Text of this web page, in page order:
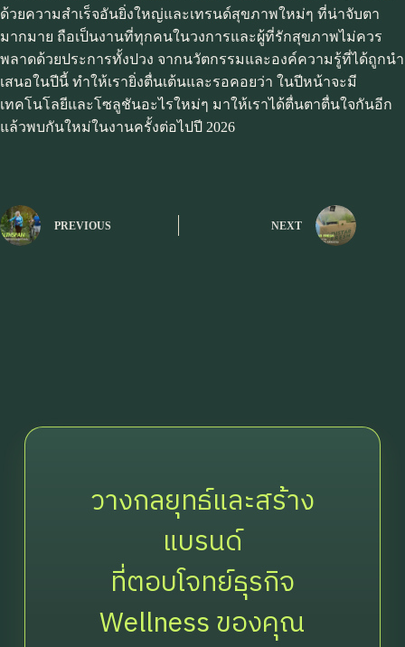
ด้วยความสำเร็จอันยิ่งใหญ่และเทรนด์สุขภาพใหม่ๆ ที่น่าจับตา
มากมาย ถือเป็นงานที่ทุกคนในวงการและผู้ที่รักสุขภาพไม่ควร
พลาดด้วยประการทั้งปวง จากนวัตกรรมและองค์ความรู้ที่ได้ถูกนำ
เสนอในปีนี้ ทำให้เรายิ่งตื่นเต้นและรอคอยว่า ในปีหน้าจะมี
เทคโนโลยีและโซลูชันอะไรใหม่ๆ มาให้เราได้ตื่นตาตื่นใจกันอีก
แล้วพบกันใหม่ในงานครั้งต่อไปปี 2026
PREVIOUS NEXT
วางกลยุทธ์และสร้าง
แบรนด์
ที่ตอบโจทย์ธุรกิจ
Wellness ของคุณ